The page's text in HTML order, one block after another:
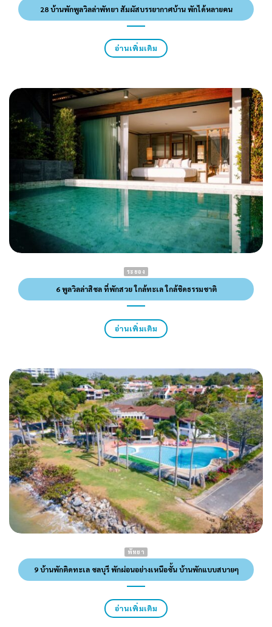
28 บ้านพักพูลวิลล่าพัทยา สัมผัสบรรยากาศบ้าน พักได้หลายคน
อ่านเพิ่มเติม
ระยอง
6 พูลวิลล่าสิชล ที่พักสวย ใกล้ทะเล ใกล้ชิดธรรมชาติ
อ่านเพิ่มเติม
พัทยา
9 บ้านพักติดทะเล ชลบุรี พักผ่อนอย่างเหนือชั้น บ้านพักแบบสบายๆ
อ่านเพิ่มเติม